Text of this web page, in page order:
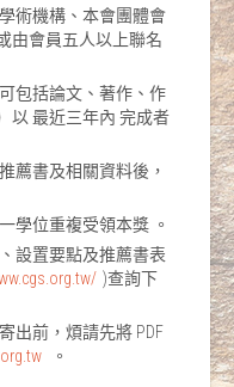
術機構、本會團體會
由會員五人以上聯名
包括論文、著作、作
以 最近三年內 完成者
薦書及相關資料後，
學位重複受領本獎 。
設置要點及推薦書表
)查詢下
出前，煩請先將 PDF
。